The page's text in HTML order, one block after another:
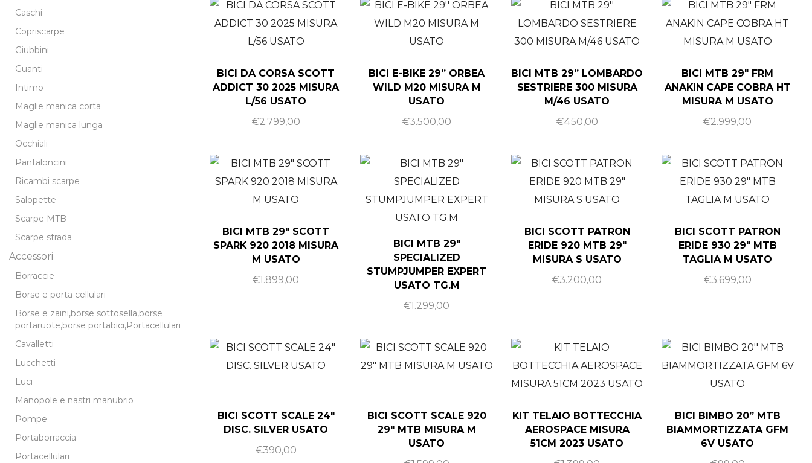
BICI DA CORSA SCOTT
ADDICT 30 2025 MISURA
L/56 USATO
€2.799,00
BICI E-BIKE 29” ORBEA
WILD M20 MISURA M
USATO
€3.500,00
BICI MTB 29” LOMBARDO
SESTRIERE 300 MISURA
M/46 USATO
€450,00
BICI MTB 29″ FRM
ANAKIN CAPE COBRA HT
MISURA M USATO
€2.999,00
BICI MTB 29″ SCOTT
SPARK 920 2018 MISURA
M USATO
€1.899,00
BICI MTB 29″
SPECIALIZED
STUMPJUMPER EXPERT
USATO TG.M
€1.299,00
BICI SCOTT PATRON
ERIDE 920 MTB 29″
MISURA S USATO
€3.200,00
BICI SCOTT PATRON
ERIDE 930 29″ MTB
TAGLIA M USATO
€3.699,00
BICI SCOTT SCALE 24″
DISC. SILVER USATO
€390,00
BICI SCOTT SCALE 920
29″ MTB MISURA M
USATO
KIT TELAIO BOTTECCHIA
AEROSPACE MISURA
51CM 2023 USATO
BICI BIMBO 20” MTB
BIAMMORTIZZATA GFM
6V USATO
Caschi
Copriscarpe
Giubbini
Guanti
Intimo
Maglie manica corta
Maglie manica lunga
Occhiali
Pantaloncini
Ricambi scarpe
Salopette
Scarpe MTB
Scarpe strada
Accessori
Borraccie
Borse e porta cellulari
Borse e zaini,borse sottosella,borse
portaruote,borse portabici,Portacellulari
Cavalletti
Lucchetti
Luci
Manopole e nastri manubrio
Pompe
Portaborraccia
Portacellulari